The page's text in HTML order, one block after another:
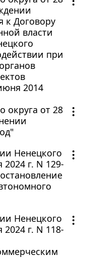
к Договору
власти
при
2014
округа от 28
Ненецкого
г. N 129-
Ненецкого
г. N 118-